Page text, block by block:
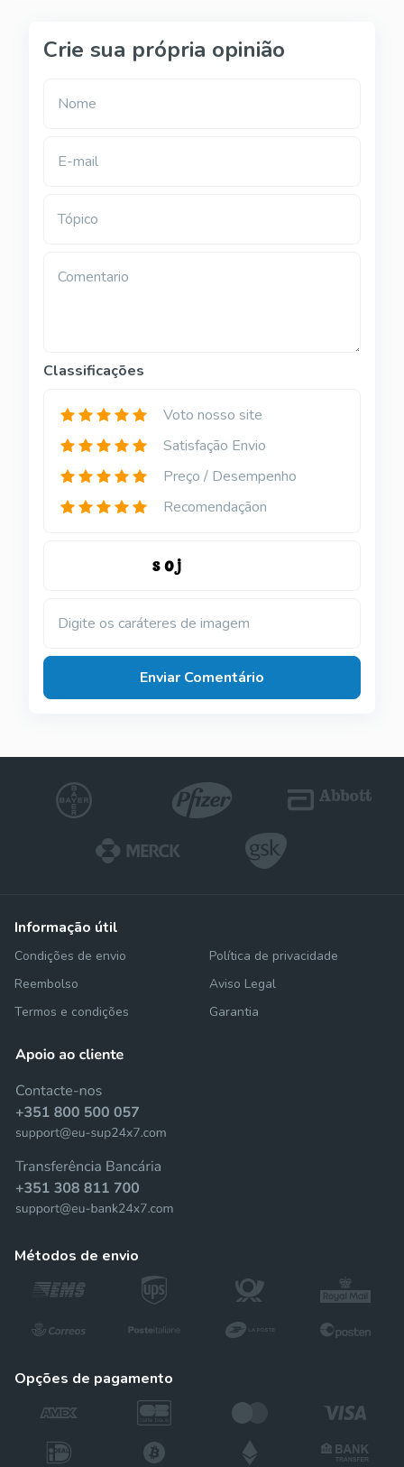
Crie sua própria opinião
Nome
E-mail
Tópico
Comentario
Classificações
Voto nosso site
Satisfação Envio
Preço / Desempenho
Recomendaçãon
Digite os caráteres de imagem
Enviar Comentário
informação útil
Condições de envio
Reembolso
Termos e condições
Política de privacidade
Aviso Legal
Garantia
métodos de envio
opções de pagamento